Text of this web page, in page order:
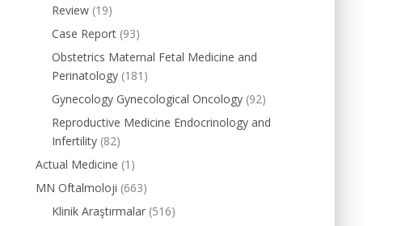
Review (19)
Case Report (93)
Obstetrics Maternal Fetal Medicine and
Perinatology (181)
Gynecology Gynecological Oncology (92)
Reproductive Medicine Endocrinology and
Infertility (82)
Actual Medicine (1)
MN Oftalmoloji (663)
Klinik Araştırmalar (516)